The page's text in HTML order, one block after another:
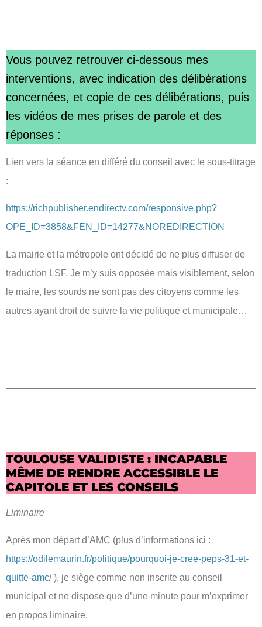
Vous pouvez retrouver ci-dessous mes
interventions, avec indication des délibérations
concernées, et copie de ces délibérations, puis
les vidéos de mes prises de parole et des
réponses :
Lien vers la séance en différé du conseil avec le sous-titrage
:
https://richpublisher.endirectv.com/responsive.php?
OPE_ID=3858&FEN_ID=14277&NOREDIRECTION
La mairie et la métropole ont décidé de ne plus diffuser de
traduction LSF. Je m’y suis opposée mais visiblement, selon
le maire, les sourds ne sont pas des citoyens comme les
autres ayant droit de suivre la vie politique et municipale…
TOULOUSE VALIDISTE : INCAPABLE
MÊME DE RENDRE ACCESSIBLE LE
CAPITOLE ET LES CONSEILS
Liminaire
Après mon départ d’AMC (plus d’informations ici :
https://odilemaurin.fr/politique/pourquoi-je-cree-peps-31-et-
quitte-amc/ ), je siège comme non inscrite au conseil
municipal et ne dispose que d’une minute pour m’exprimer
en propos liminaire.